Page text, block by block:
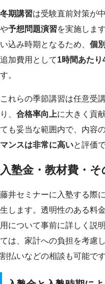
冬期講習は受験直前対策が
や予想問題演習を実施しま
い込み時期となるため、 個
追加費用として1時間あた
す。
これらの季節講習は任意受
り、 合格率向上に大きく貢
ても妥当な範囲内で、内容
マンスは非常に高いと評価
入塾金・教材費・
藤井セミナーに入塾する際
生します。透明性のある料
用について事前に詳しく説
ては、家計への負担を考慮
割払いなどの相談も可能です